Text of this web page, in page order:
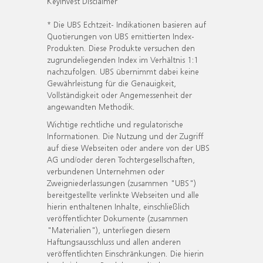
* Die UBS Echtzeit- Indikationen basieren auf
Quotierungen von UBS emittierten Index-
Produkten. Diese Produkte versuchen den
zugrundeliegenden Index im Verhältnis 1:1
nachzufolgen. UBS übernimmt dabei keine
Gewährleistung für die Genauigkeit,
Vollständigkeit oder Angemessenheit der
angewandten Methodik.
Wichtige rechtliche und regulatorische
Informationen. Die Nutzung und der Zugriff
auf diese Webseiten oder andere von der UBS
AG und/oder deren Tochtergesellschaften,
verbundenen Unternehmen oder
Zweigniederlassungen (zusammen "UBS")
bereitgestellte verlinkte Webseiten und alle
hierin enthaltenen Inhalte, einschließlich
veröffentlichter Dokumente (zusammen
"Materialien"), unterliegen diesem
Haftungsausschluss und allen anderen
veröffentlichten Einschränkungen. Die hierin